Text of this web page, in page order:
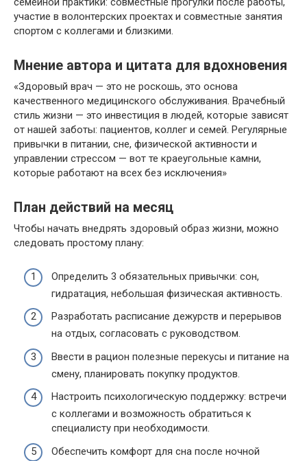
участие в волонтерских проектах и совместные занятия
спортом с коллегами и близкими.
Мнение автора и цитата для вдохновения
«Здоровый врач — это не роскошь, это основа
качественного медицинского обслуживания. Врачебный
стиль жизни — это инвестиция в людей, которые зависят
от нашей заботы: пациентов, коллег и семей. Регулярные
привычки в питании, сне, физической активности и
управлении стрессом — вот те краеугольные камни,
которые работают на всех без исключения»
План действий на месяц
Чтобы начать внедрять здоровый образ жизни, можно
следовать простому плану:
Определить 3 обязательных привычки: сон,
гидратация, небольшая физическая активность.
Разработать расписание дежурств и перерывов
на отдых, согласовать с руководством.
Ввести в рацион полезные перекусы и питание на
смену, планировать покупку продуктов.
Настроить психологическую поддержку: встречи
с коллегами и возможность обратиться к
специалисту при необходимости.
Обеспечить комфорт для сна после ночной